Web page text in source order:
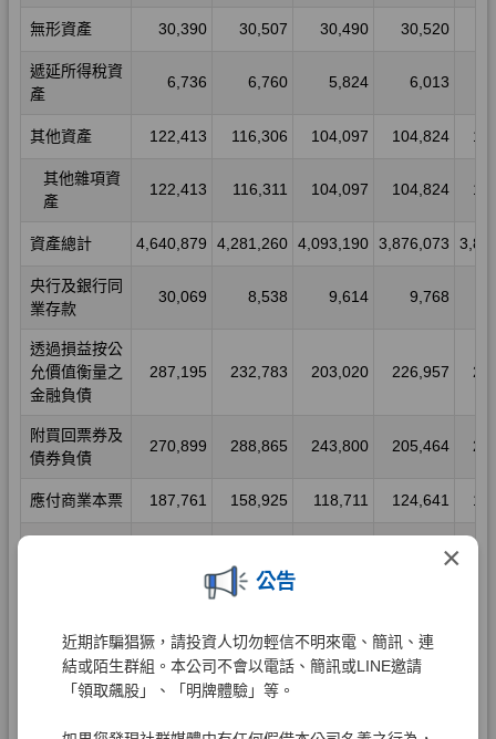
×
公告
近期詐騙猖獗，請投資人切勿輕信不明來電、簡訊、連
結或陌生群組。本公司不會以電話、簡訊或LINE邀請
「領取飆股」、「明牌體驗」等。